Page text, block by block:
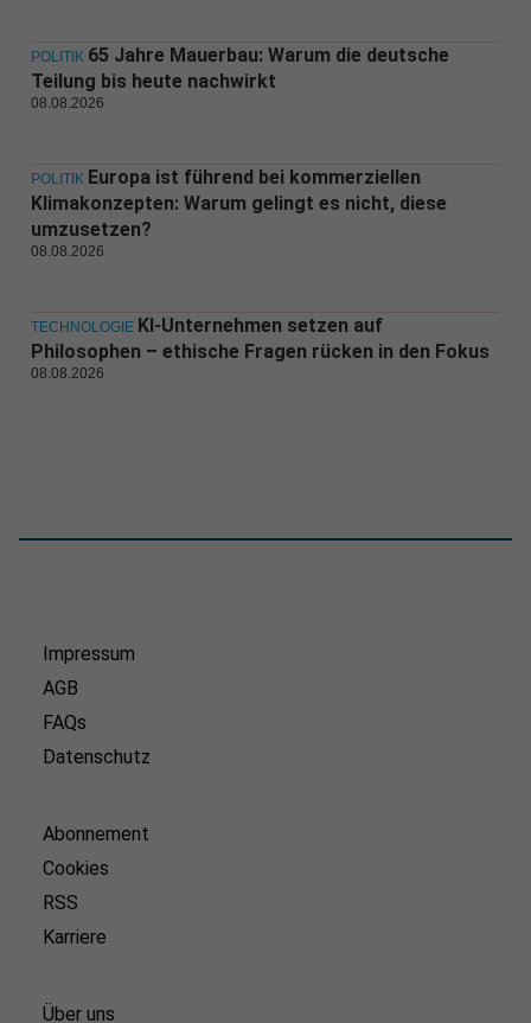
POLITIK 65 Jahre Mauerbau: Warum die deutsche
Teilung bis heute nachwirkt
08.08.2026
POLITIK Europa ist führend bei kommerziellen
Klimakonzepten: Warum gelingt es nicht, diese
umzusetzen?
08.08.2026
TECHNOLOGIE KI-Unternehmen setzen auf
Philosophen – ethische Fragen rücken in den Fokus
08.08.2026
Impressum
AGB
FAQs
Datenschutz
Abonnement
Cookies
RSS
Karriere
Über uns